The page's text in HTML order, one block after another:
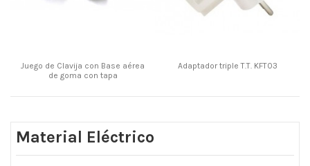
Juego de Clavija con Base aérea
de goma con tapa
Adaptador triple T.T. KFT03
Material Eléctrico